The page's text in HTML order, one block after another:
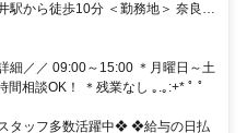
細／／ 09:00～15:00 ＊月曜日～土
相談OK！ ＊残業なし ｡.｡:+* ﾟ ﾟ
タッフ多数活躍中❖ ❖給与の日払